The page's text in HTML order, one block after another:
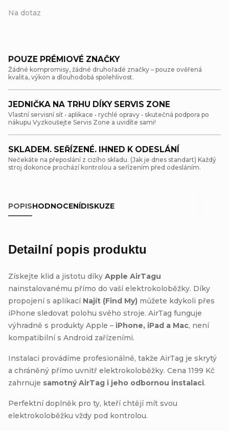
Na dotaz
POUZE PRÉMIOVÉ ZNAČKY
Žádné kompromisy, žádné druhořadé značky – pouze ověřená
kvalita, výkon a dlouhodobá spolehlivost.
JEDNIČKA NA TRHU DÍKY SERVIS ZONE
Vlastní servisní síť • aplikace • rychlé opravy • skutečná podpora po
nákupu Vyzkoušejte Servis Zone a uvidíte sami!
SKLADEM. SEŘÍZENÉ. IHNED K ODESLÁNÍ
Nečekáte na přeposlání z cizího skladu. (Jak je dnes standart) Každý
stroj dokonce prochází kontrolou a seřízením před odesláním.
POPISHODNOCENÍDISKUZE
Detailní popis produktu
Získejte klid a jistotu díky Apple AirTagu
nainstalovanému přímo do vaší elektrokoloběžky. Díky
propojení s aplikací Najít (Find My) můžete kdykoli přes
iPhone sledovat polohu svého stroje. AirTag funguje
výhradně s produkty Apple – iPhone, iPad a Mac, není
kompatibilní s Android zařízeními.
Instalaci provádíme profesionálně, takže AirTag je skrytý
a chráněný přímo uvnitř elektrokoloběžky. Cena 1199 Kč
zahrnuje samotný AirTag i jeho odbornou instalaci.
Perfektní doplněk pro ty, kteří chtějí mít svou
elektrokoloběžku vždy pod kontrolou.